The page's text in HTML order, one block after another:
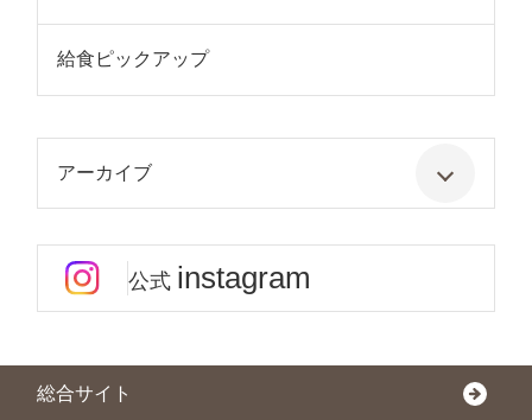
給食ピックアップ
アーカイブ
公式 instagram
総合サイト